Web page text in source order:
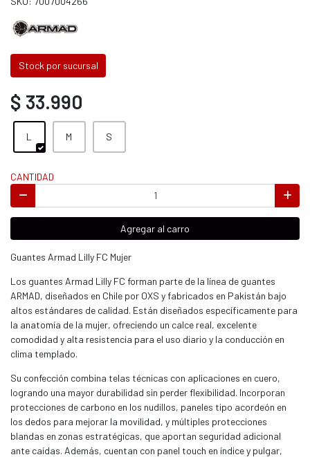
Stock por sucursal
$ 33.990
L M S
CANTIDAD
Agregar al carro
Guantes Armad Lilly FC Mujer
Los guantes Armad Lilly FC forman parte de la línea de guantes
ARMAD, diseñados en Chile por OXS y fabricados en Pakistán bajo
altos estándares de calidad. Están diseñados específicamente para
la anatomía de la mujer, ofreciendo un calce real, excelente
comodidad y alta resistencia para el uso diario y la conducción en
clima templado.
Su confección combina telas técnicas con aplicaciones en cuero,
logrando una mayor durabilidad sin perder flexibilidad. Incorporan
protecciones de carbono en los nudillos, paneles tipo acordeón en
los dedos para mejorar la movilidad, y múltiples protecciones
blandas en zonas estratégicas, que aportan seguridad adicional
ante caídas. Además, cuentan con panel touch en índice y pulgar,